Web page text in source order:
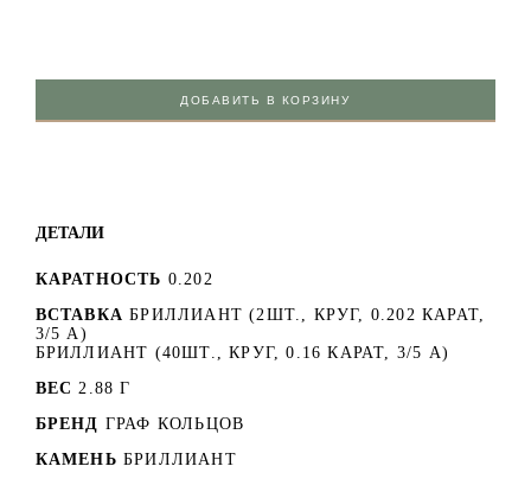
ДОБАВИТЬ В КОРЗИНУ
ДЕТАЛИ
КАРАТНОСТЬ 0.202
ВСТАВКА БРИЛЛИАНТ (2ШТ., КРУГ, 0.202 КАРАТ,
3/5 А)
БРИЛЛИАНТ (40ШТ., КРУГ, 0.16 КАРАТ, 3/5 А)
ВЕС 2.88 Г
БРЕНД ГРАФ КОЛЬЦОВ
КАМЕНЬ БРИЛЛИАНТ